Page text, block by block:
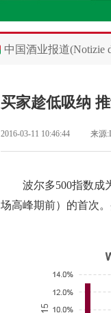
中国酒业报道(Notizie
买家趁低吸纳
2016-03-11 10:46:44 来源
波尔多500指数成为
场高峰期前）的首次